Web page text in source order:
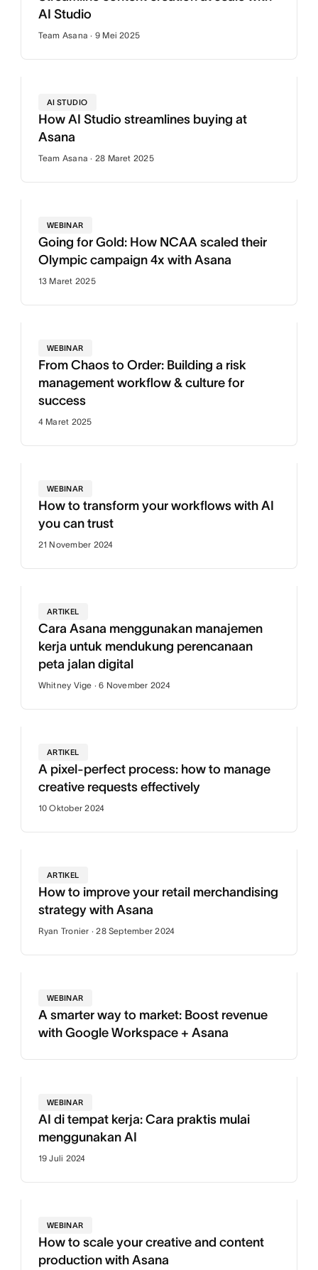
AI Studio
Team Asana · 9 Mei 2025
AI STUDIO
How AI Studio streamlines buying at
Asana
Team Asana · 28 Maret 2025
WEBINAR
Going for Gold: How NCAA scaled their
Olympic campaign 4x with Asana
13 Maret 2025
WEBINAR
From Chaos to Order: Building a risk
management workflow & culture for
success
4 Maret 2025
WEBINAR
How to transform your workflows with AI
you can trust
21 November 2024
ARTIKEL
Cara Asana menggunakan manajemen
kerja untuk mendukung perencanaan
peta jalan digital
Whitney Vige · 6 November 2024
ARTIKEL
A pixel-perfect process: how to manage
creative requests effectively
10 Oktober 2024
ARTIKEL
How to improve your retail merchandising
strategy with Asana
Ryan Tronier · 28 September 2024
WEBINAR
A smarter way to market: Boost revenue
with Google Workspace + Asana
WEBINAR
AI di tempat kerja: Cara praktis mulai
menggunakan AI
19 Juli 2024
WEBINAR
How to scale your creative and content
production with Asana